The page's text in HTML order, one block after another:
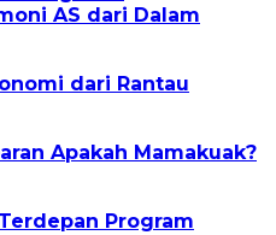
AS dari Dalam
dari Rantau
Apakah Mamakuak?
Program